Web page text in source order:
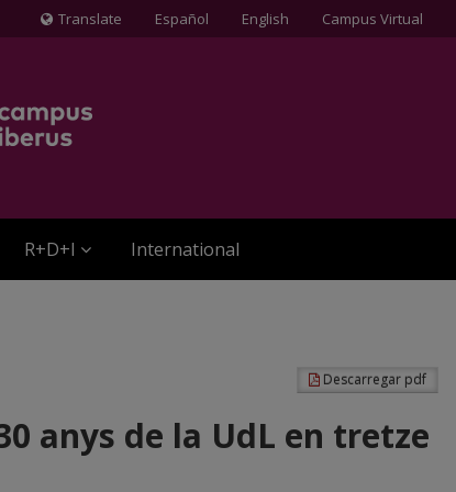
Icona
Translate Español English Campus Virtual
R+D+I International
Descarregar pdf
anys de la UdL en tretze